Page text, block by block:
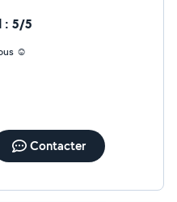
balcon. Réalisation d'aire
d'état. Jardinage et
: 5/5
☺️
Contacter